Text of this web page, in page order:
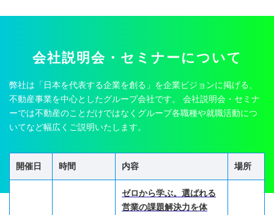
会社説明会・セミナーについて
弊社は「日本を代表する企業を創る」を企業ビジョンに掲げる、
不動産事業を中心としたグループ会社です。
会社説明会・セミナ
ーでは不動産のことだけではなくグループ各職種や就職活動につ
いてなど幅広くご説明いたします。
開催日 時間 内容 場所
ゼロから学ぶ。選ばれる
営業の課題解決力を体